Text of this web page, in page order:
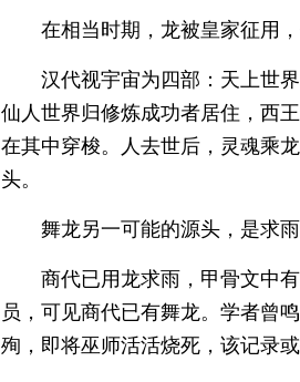
在相当时期，龙被皇家征用
汉代视宇宙为四部：天上世
仙人世界归修炼成功者居住，西
在其中穿梭。人去世后，灵魂乘
头。
舞龙另一可能的源头，是求雨
商代已用龙求雨，甲骨文中
员，可见商代已有舞龙。学者曾
殉，即将巫师活活烧死，该记录